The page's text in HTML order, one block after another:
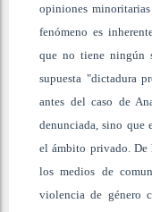
opiniones
fenómeno es
que no tiene ningún
supuesta "dictadura
antes del caso de
denunciada, sino que
el ámbito privado. De
los medios de
violencia de género